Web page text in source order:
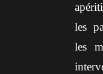
les
les